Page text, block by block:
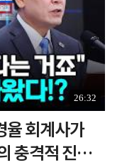
26:32
회계사가
충격적 진실